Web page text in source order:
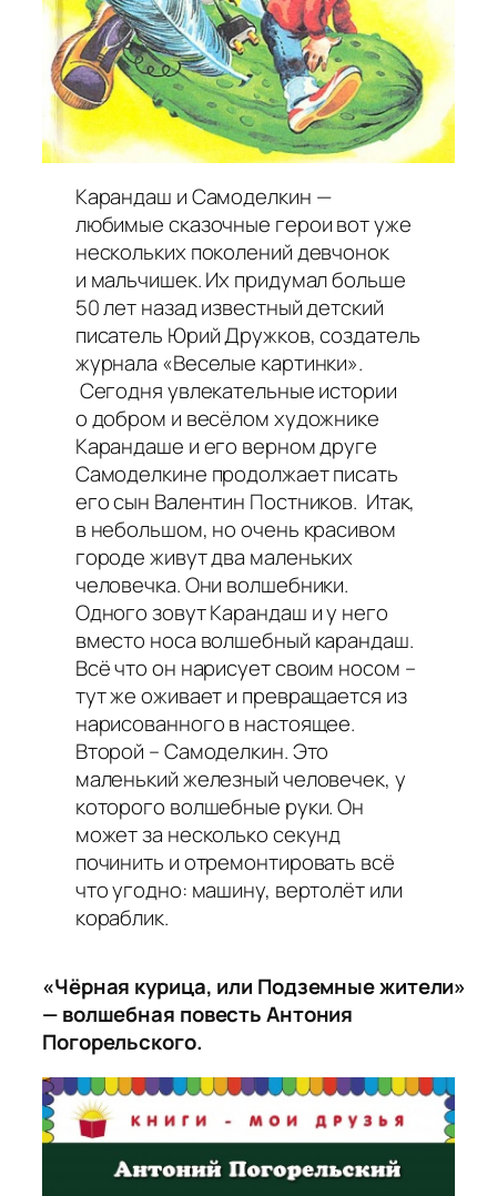
Карандаш и Самоделкин —
любимые сказочные герои вот уже
нескольких поколений девчонок
и мальчишек. Их придумал больше
50 лет назад известный детский
писатель Юрий Дружков, создатель
журнала «Веселые картинки».
Сегодня увлекательные истории
о добром и весёлом художнике
Карандаше и его верном друге
Самоделкине продолжает писать
его сын Валентин Постников. Итак,
в небольшом, но очень красивом
городе живут два маленьких
человечка. Они волшебники.
Одного зовут Карандаш и у него
вместо носа волшебный карандаш.
Всё что он нарисует своим носом –
тут же оживает и превращается из
нарисованного в настоящее.
Второй – Самоделкин. Это
маленький железный человечек, у
которого волшебные руки. Он
может за несколько секунд
починить и отремонтировать всё
что угодно: машину, вертолёт или
кораблик.
«Чёрная курица, или Подземные жители»
— волшебная повесть Антония
Погорельского.